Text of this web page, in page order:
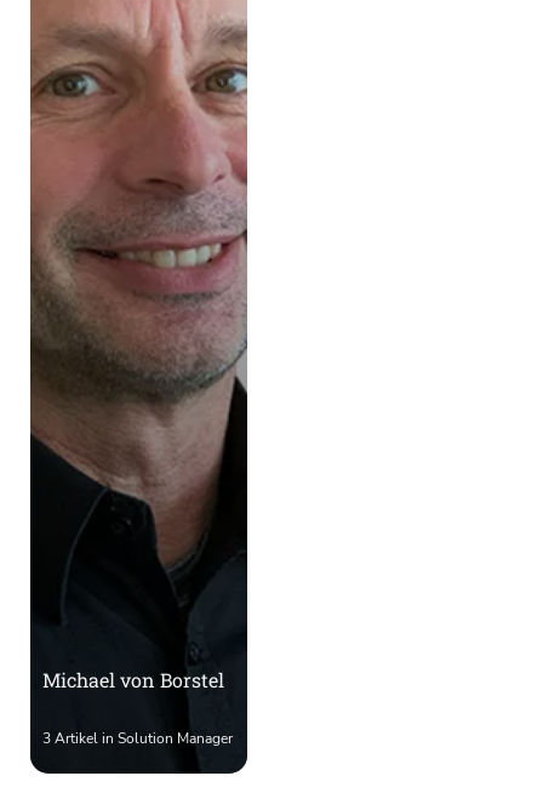
Michael von Borstel
3 Artikel in Solution Manager